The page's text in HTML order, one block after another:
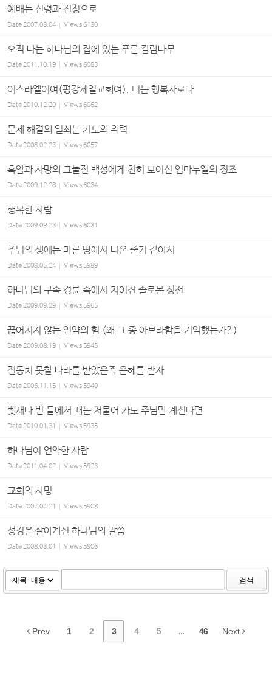
예배는 신령과 진정으로
Date2007.03.04 Views6130
오직 나는 하나님의 집에 있는 푸른 감람나무
Date2011.10.19 Views6083
이스라엘이여(평강제일교회여), 너는 행복자로다
Date2010.12.20 Views6062
문제 해결의 열쇠는 기도의 위력
Date2008.02.23 Views6057
흑암과 사망의 그늘진 백성에게 친히 보이신 임마누엘의 징조
Date2009.12.28 Views6034
행복한 사람
Date2009.09.23 Views6031
주님의 생애는 마른 땅에서 나온 줄기 같아서
Date2008.05.24 Views 5989
하나님의 구속 경륜 속에서 지어진 솔로몬 성전
Date2009.09.29 Views 5965
끊어지지 않는 언약의 힘 (왜 그 종 아브라함을 기억했는가?)
Date2009.08.19 Views 5945
진동치 못할 나라를 받았은즉 은혜를 받자
Date2006.11.15 Views 5940
벳새다 빈 들에서 때는 저물어 가도 주님만 계신다면
Date2010.01.31 Views 5935
하나님이 언약한 사람
Date2011.04.02 Views 5923
교회의 사명
Date2007.04.21 Views 5908
성경은 살아계신 하나님의 말씀
Date2008.03.01 Views 5906
검색
Prev 1 2 3 4 5 ... 46 Next